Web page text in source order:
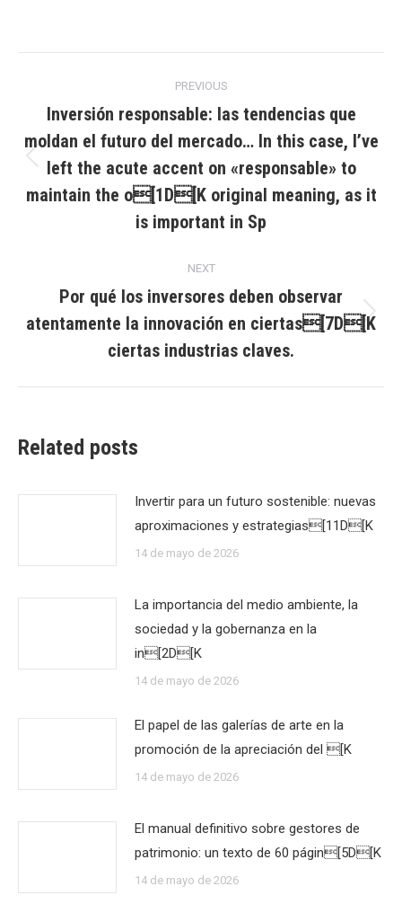
navigation
PREVIOUS
Previous
post:
Inversión responsable: las tendencias que
moldan el futuro del mercado… In this case, I’ve
left the acute accent on «responsable» to
maintain the o[1D[K original meaning, as it
is important in Sp
NEXT
Next
post:
Por qué los inversores deben observar
atentamente la innovación en ciertas[7D[K
ciertas industrias claves.
Related posts
Invertir para un futuro sostenible: nuevas
aproximaciones y estrategias[11D[K
14 de mayo de 2026
La importancia del medio ambiente, la
sociedad y la gobernanza en la
in[2D[K
14 de mayo de 2026
El papel de las galerías de arte en la
promoción de la apreciación del [K
14 de mayo de 2026
El manual definitivo sobre gestores de
patrimonio: un texto de 60 págin[5D[K
14 de mayo de 2026